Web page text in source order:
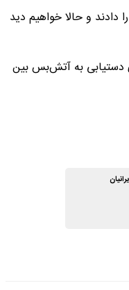
دادند و حالا خواهیم دید
مذاکرات برای دستیابی به آتش‌بس بین